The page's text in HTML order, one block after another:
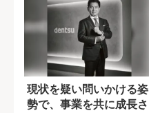
現状を疑い問いかける姿
勢で、事業を共に成長さ